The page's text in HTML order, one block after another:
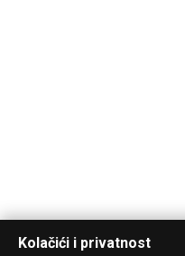
Kolačići i privatnost